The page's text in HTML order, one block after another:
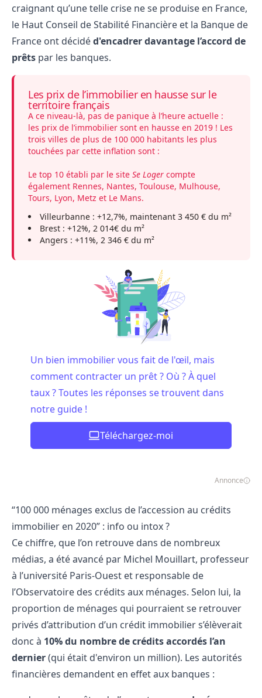
craignant qu’une telle crise ne se produise en France,
le Haut Conseil de Stabilité Financière et la Banque de
France ont décidéd'encadrer davantage l’accord de
prêts par les banques.
Les prix de l’immobilier en hausse sur le
territoire français
A ce niveau-là, pas de panique à l’heure actuelle :
les prix de l’immobilier sont en hausse en 2019 ! Les
trois villes de plus de 100 000 habitants les plus
touchées par cette inflation sont :
Le top 10 établi par le site Se Loger compte
également Rennes, Nantes, Toulouse, Mulhouse,
Tours, Lyon, Metz et Le Mans.
Villeurbanne : +12,7%, maintenant 3 450 € du m²
Brest : +12%, 2 014€ du m²
Angers : +11%, 2 346 € du m²
Un bien immobilier vous fait de l'œil, mais
comment contracter un prêt ? Où ? À quel
taux ? Toutes les réponses se trouvent dans
notre guide !
Téléchargez-moi
Annonce
“100 000 ménages exclus de l’accession au crédits
immobilier en 2020” : info ou intox ?
Ce chiffre, que l’on retrouve dans de nombreux
médias, a été avancé par Michel Mouillart, professeur
à l’université Paris-Ouest et responsable de
l’Observatoire des crédits aux ménages. Selon lui, la
proportion de ménages qui pourraient se retrouver
privés d’attribution d’un crédit immobilier s’élèverait
donc à 10% du nombre de crédits accordés l’an
dernier(qui était d'environ un million). Les autorités
financières demandent en effet aux banques :